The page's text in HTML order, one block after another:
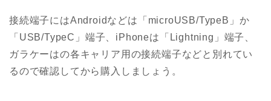
接続端子にはAndroidなどは「microUSB/TypeB」か
「USB/TypeC」端子、iPhoneは「Lightning」端子、
ガラケーはの各キャリア用の接続端子などと別れてい
るので確認してから購入しましょう。